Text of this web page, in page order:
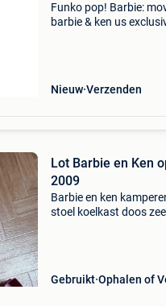
Funko pop! Barbie:
barbie & ken us
Nieuw Verzenden
Lot Barbie en Ken
2009
Barbie en ken
stoel koelkast doos
Gebruikt Ophalen of